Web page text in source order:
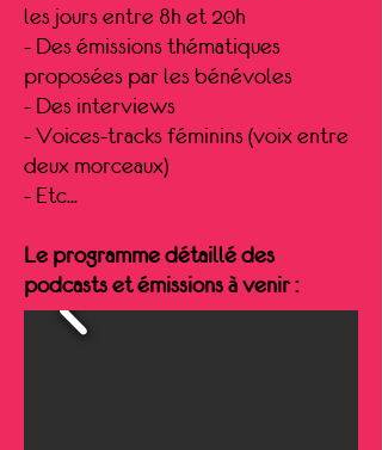
les jours entre 8h et 20h
- Des émissions thématiques
proposées par les bénévoles
- Des interviews
- Voices-tracks féminins (voix entre
deux morceaux)
- Etc...
Le programme détaillé des
podcasts et émissions à venir :